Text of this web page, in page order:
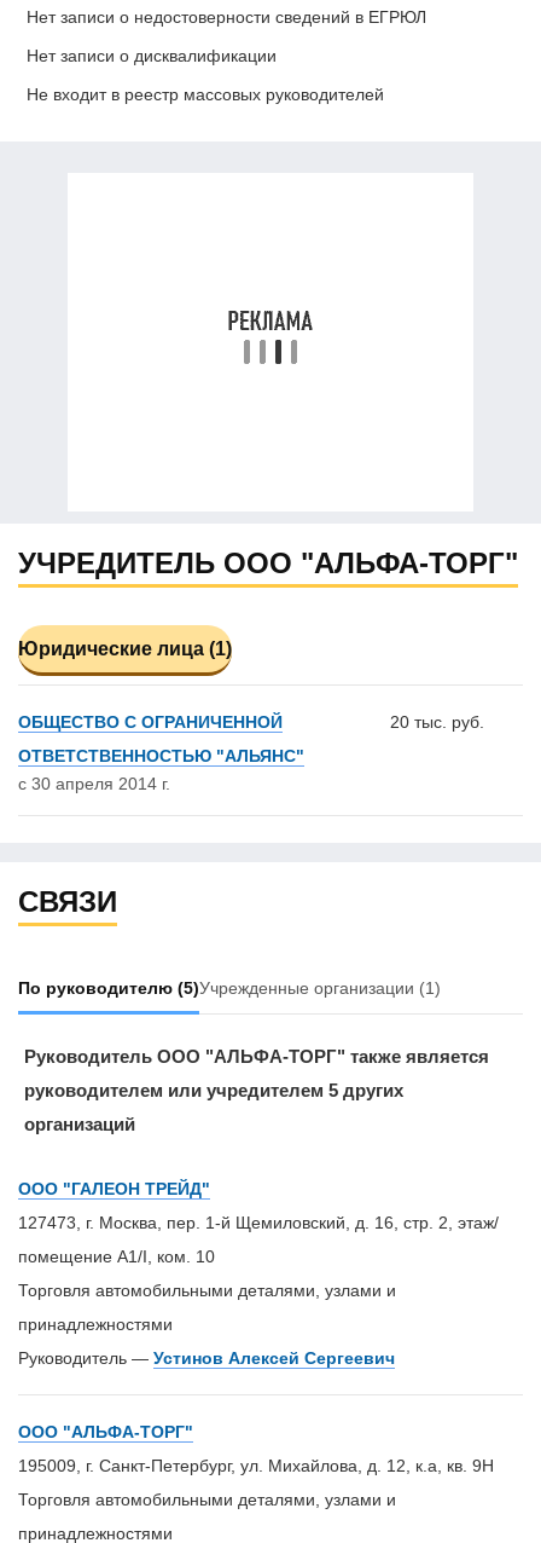
Нет записи о недостоверности сведений в ЕГРЮЛ
Нет записи о дисквалификации
Не входит в реестр массовых руководителей
УЧРЕДИТЕЛЬ ООО "АЛЬФА-ТОРГ"
Юридические лица (1)
ОБЩЕСТВО С ОГРАНИЧЕННОЙ
ОТВЕТСТВЕННОСТЬЮ "АЛЬЯНС"
с 30 апреля 2014 г.
20 тыс. руб.
СВЯЗИ
По руководителю (5)Учрежденные организации (1)
Руководитель ООО "АЛЬФА-ТОРГ" также является
руководителем или учредителем 5 других
организаций
ООО "ГАЛЕОН ТРЕЙД"
127473, г. Москва, пер. 1-й Щемиловский, д. 16, стр. 2, этаж/
помещение А1/I, ком. 10
Торговля автомобильными деталями, узлами и
принадлежностями
Руководитель — Устинов Алексей Сергеевич
ООО "АЛЬФА-ТОРГ"
195009, г. Санкт-Петербург, ул. Михайлова, д. 12, к.а, кв. 9Н
Торговля автомобильными деталями, узлами и
принадлежностями